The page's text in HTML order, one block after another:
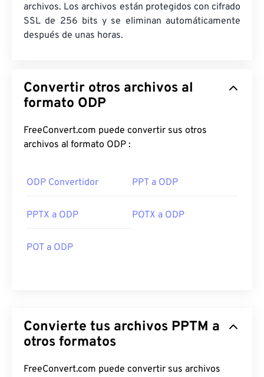
archivos. Los archivos están protegidos con cifrado
SSL de 256 bits y se eliminan automáticamente
después de unas horas.
Convertir otros archivos al
formato ODP
FreeConvert.com puede convertir sus otros
archivos al formato ODP :
ODP Convertidor PPT a ODP
PPTX a ODP POTX a ODP
POT a ODP
Convierte tus archivos PPTM a
otros formatos
FreeConvert.com puede convertir sus archivos